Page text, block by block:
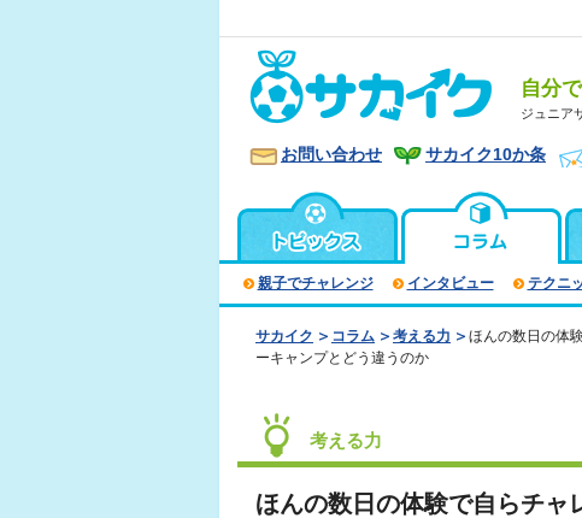
自分
ジュニア
お問い合わせ サカイク10か条
親子でチャレンジ インタビュー テクニ
サカイク コラム 考える力
ほんの数日の体
ーキャンプとどう違うのか
考える力
ほんの数日の体験で自らチャ